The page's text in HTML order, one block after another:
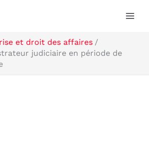
et droit des affaires
judiciaire en période de